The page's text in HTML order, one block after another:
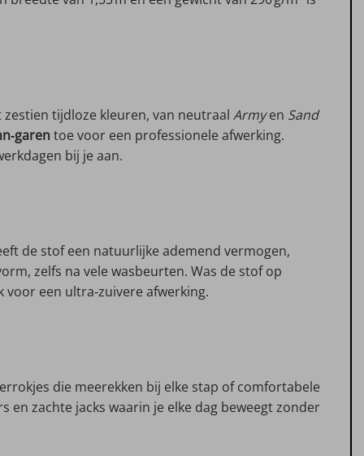
zestien tijdloze kleuren, van neutraal Armyen Sand
toe voor een professionele afwerking.
bij je aan.
de stof een natuurlijke ademend vermogen,
zelfs na vele wasbeurten. Was de stof op
een ultra‑zuivere afwerking.
die meerekken bij elke stap of comfortabele
zachte jacks waarin je elke dag beweegt zonder